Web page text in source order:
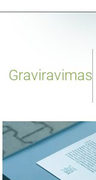
Graviravimas